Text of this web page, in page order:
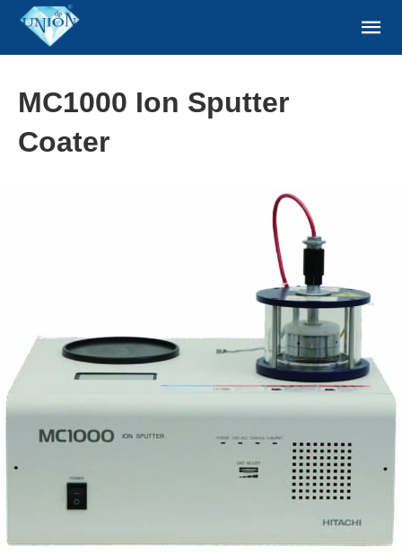
MC1000 Ion Sputter
Coater